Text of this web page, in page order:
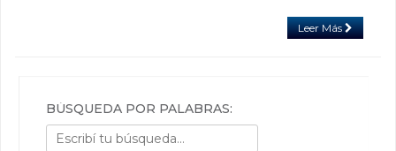
Leer Más
BÚSQUEDA POR PALABRAS: